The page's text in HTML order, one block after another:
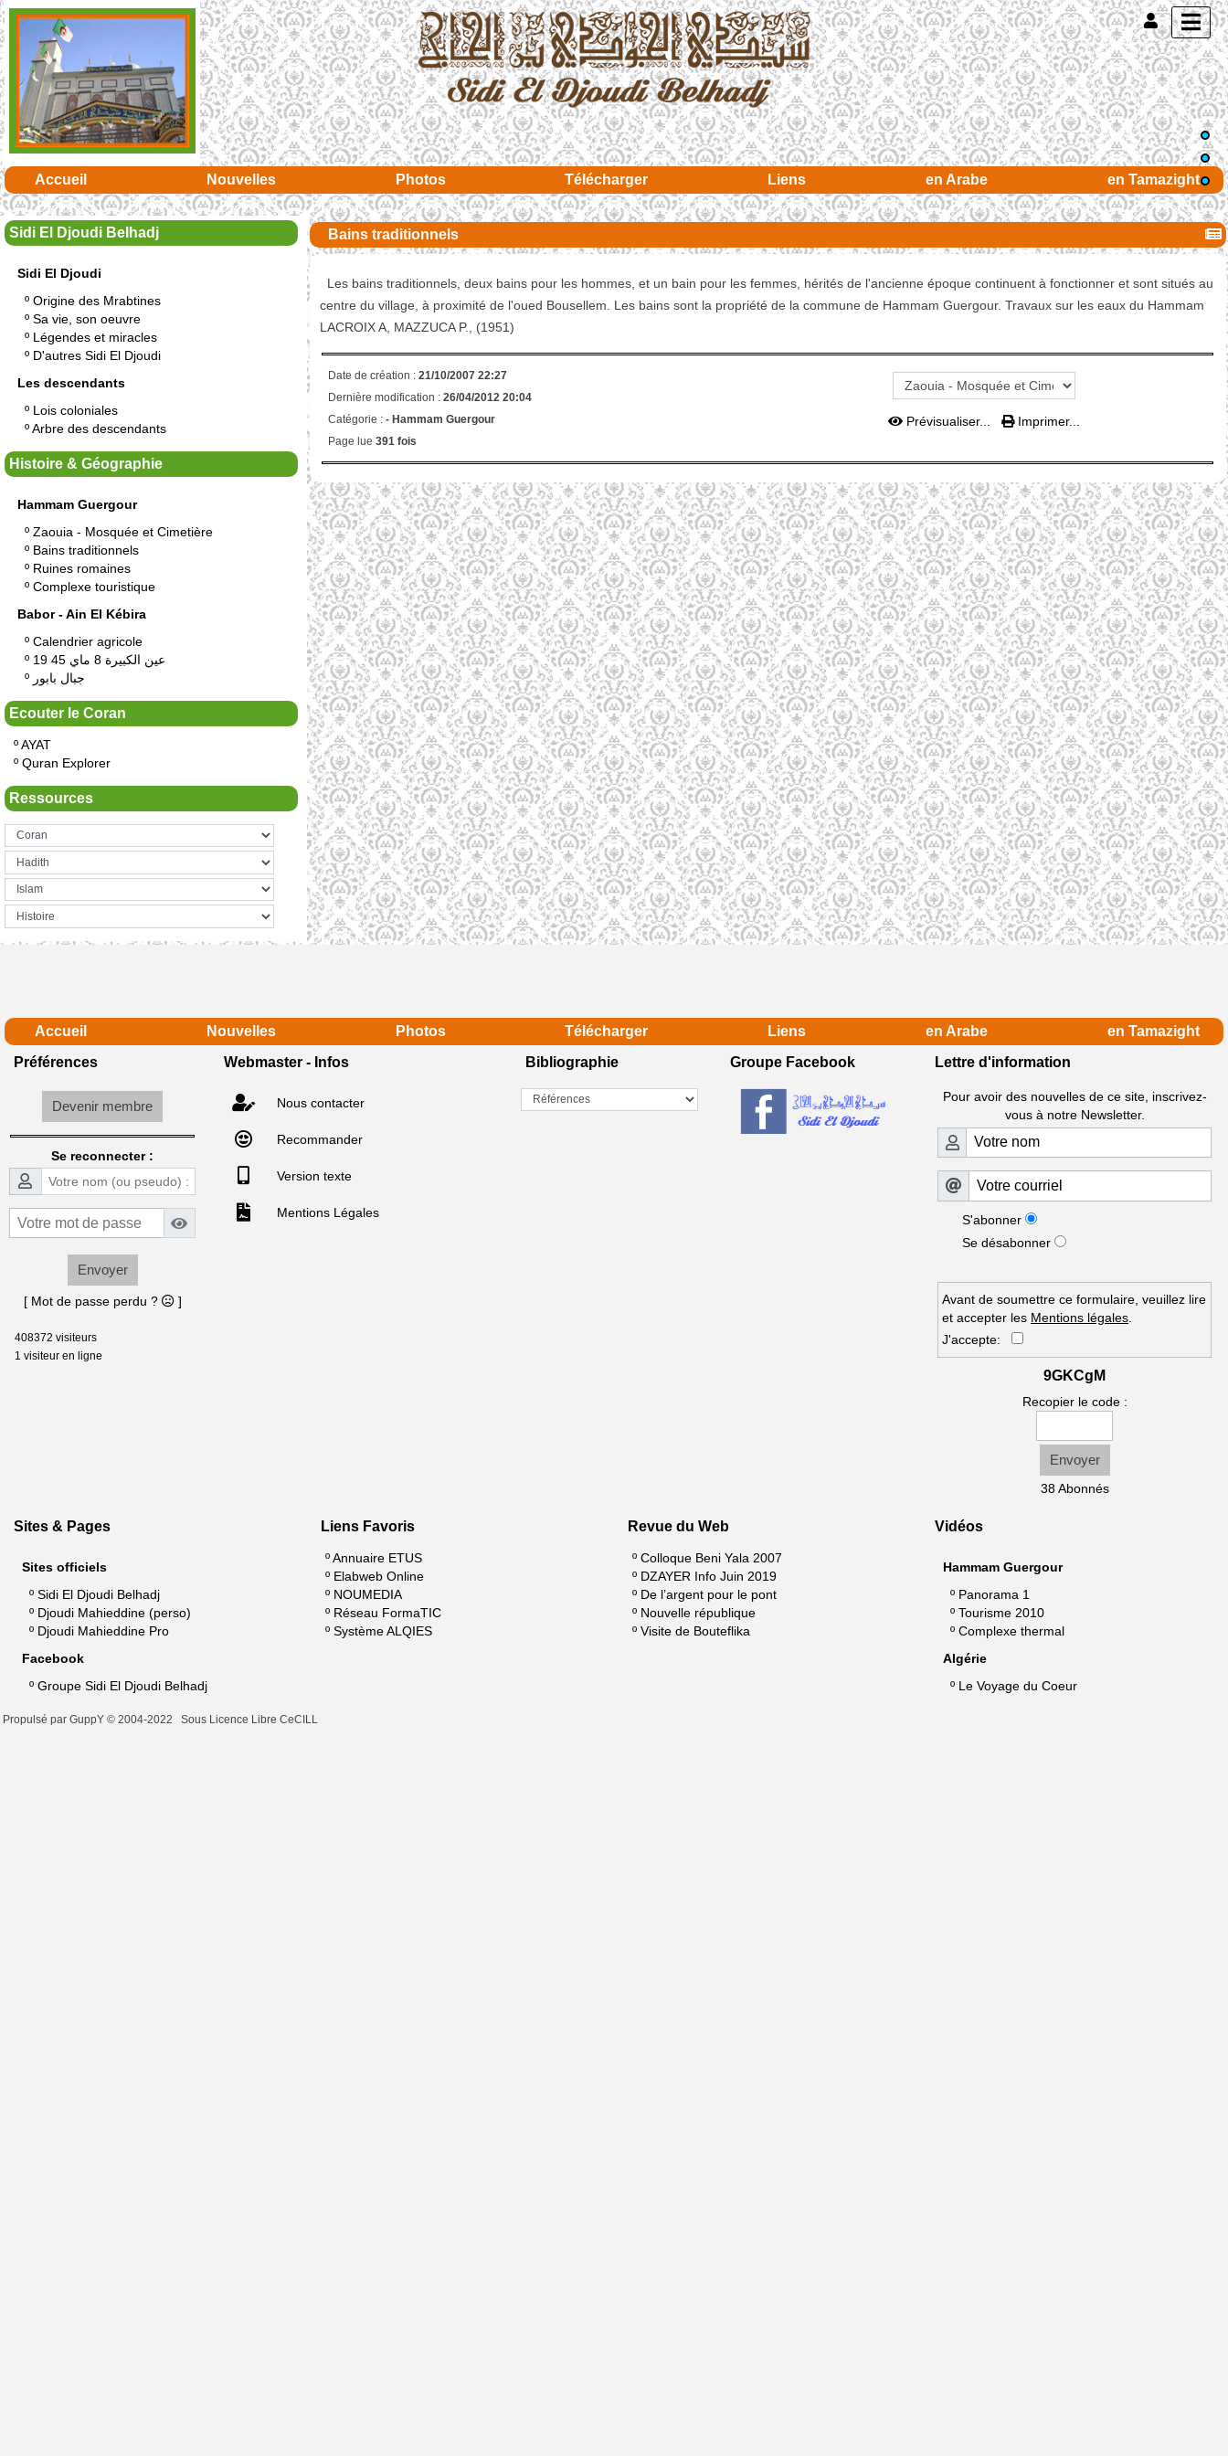
Accueil Nouvelles Photos Télécharger Liens en Arabe en Tamazight
Sidi El Djoudi Belhadj
Sidi El Djoudi
º Origine des Mrabtines
º Sa vie, son oeuvre
º Légendes et miracles
º D'autres Sidi El Djoudi
Les descendants
º Lois coloniales
ºArbre des descendants
Histoire & Géographie
Hammam Guergour
º Zaouia - Mosquée et Cimetière
º Bains traditionnels
º Ruines romaines
º Complexe touristique
Babor - Ain El Kébira
º Calendrier agricole
º
19 عين الكبيرة 8 ماي 45
º جبال بابور
Ecouter le Coran
ºAYAT
º Quran Explorer
Ressources
Bains traditionnels
Les bains traditionnels, deux bains pour les hommes, et un bain pour les femmes, hérités de l'ancienne époque continuent à fonctionner et sont situés au
centre du village, à proximité de l'oued Bousellem. Les bains sont la propriété de la commune de Hammam Guergour. Travaux sur les eaux du Hammam
LACROIX A, MAZZUCA P., (1951)
Date de création : 21/10/2007 22:27
Dernière modification : 26/04/2012 20:04
Catégorie : - Hammam Guergour
Page lue 391 fois
Prévisualiser... Imprimer...
Accueil Nouvelles Photos Télécharger Liens en Arabe
en Tamazight
Préférences
Devenir membre
Se reconnecter :
Envoyer
[ Mot de passe perdu ? ]
408372 visiteurs
1 visiteur en ligne
Webmaster - Infos
Nous contacter
Recommander
Version texte
Mentions Légales
Bibliographie Groupe Facebook Lettre d'information
Pour avoir des nouvelles de ce site, inscrivez-
vous à notre Newsletter.
S'abonner
Se désabonner
Avant de soumettre ce formulaire, veuillez lire
et accepter les Mentions légales
J'accepte:
9GKCgM
Recopier le code :
Envoyer
38 Abonnés
Sites & Pages
Sites officiels
º Sidi El Djoudi Belhadj
º Djoudi Mahieddine (perso)
º Djoudi Mahieddine Pro
Facebook
º Groupe Sidi El Djoudi Belhadj
Liens Favoris
ºAnnuaire ETUS
º Elabweb Online
º NOUMEDIA
º Réseau FormaTIC
º Système ALQIES
Revue du Web
º Colloque Beni Yala 2007
º DZAYER Info Juin 2019
º De l’argent pour le pont
º Nouvelle république
º Visite de Bouteflika
Vidéos
Hammam Guergour
º Panorama 1
º Tourisme 2010
º Complexe thermal
Algérie
º Le Voyage du Coeur
Propulsé par GuppY © 2004-2022 Sous Licence Libre CeCILL